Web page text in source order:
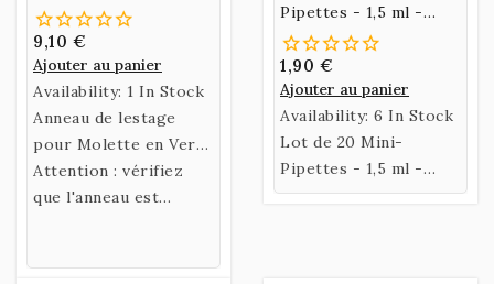
9,10 €
Ajouter au panier
Availability: 1 In Stock
Anneau de lestage
pour Molette en Verre
GM, elle augmente de
30% l'efficacité de
Attention : vérifiez
que l'anneau est
Pipettes - 1,5 ml -
Premier Prix
1,90 €
Ajouter au panier
Availability: 6 In Stock
Lot de 20 Mini-
Pipettes - 1,5 ml -
6,5 Cm - Premier Prix